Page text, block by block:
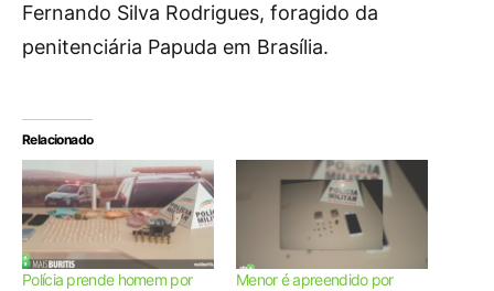
Fernando Silva Rodrigues, foragido da
penitenciária Papuda em Brasília.
Relacionado
Polícia prende homem por
Menor é apreendido por